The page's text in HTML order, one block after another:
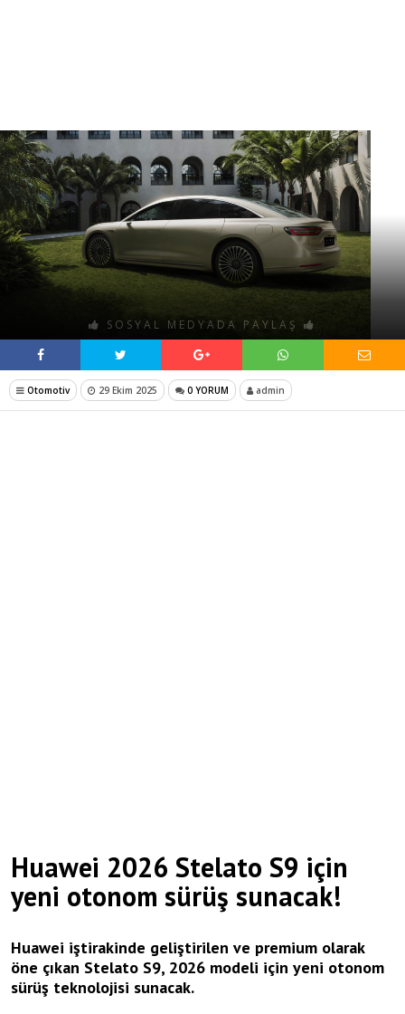
SOSYAL MEDYADA PAYLAŞ
Otomotiv 29 Ekim 2025 0 YORUM admin
Huawei 2026 Stelato S9 için
yeni otonom sürüş sunacak!
Huawei iştirakinde geliştirilen ve premium olarak
öne çıkan Stelato S9, 2026 modeli için yeni otonom
sürüş teknolojisi sunacak.